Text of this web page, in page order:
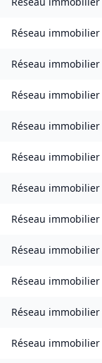
Réseau immobilier
Réseau immobilier
Réseau immobilier
Réseau immobilier
Réseau immobilier
Réseau immobilier
Réseau immobilier
Réseau immobilier
Réseau immobilier
Réseau immobilier
Réseau immobilier